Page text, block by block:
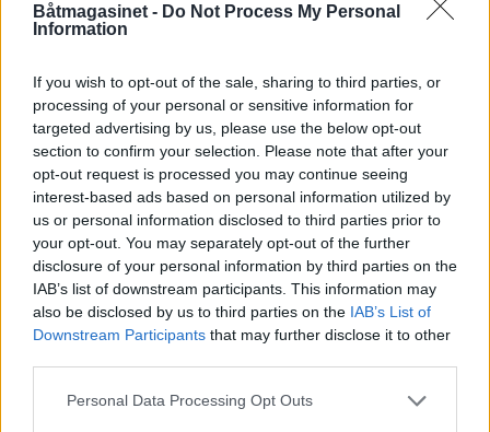
Båtmagasinet - Do Not Process My Personal
Information
If you wish to opt-out of the sale, sharing to third parties, or
processing of your personal or sensitive information for
targeted advertising by us, please use the below opt-out
section to confirm your selection. Please note that after your
opt-out request is processed you may continue seeing
interest-based ads based on personal information utilized by
us or personal information disclosed to third parties prior to
your opt-out. You may separately opt-out of the further
disclosure of your personal information by third parties on the
IAB’s list of downstream participants. This information may
also be disclosed by us to third parties on the IAB’s List of
Downstream Participants that may further disclose it to other
Personal Data Processing Opt Outs
Satser på Sting, øker
salget
Politiets teori: Tok igjen